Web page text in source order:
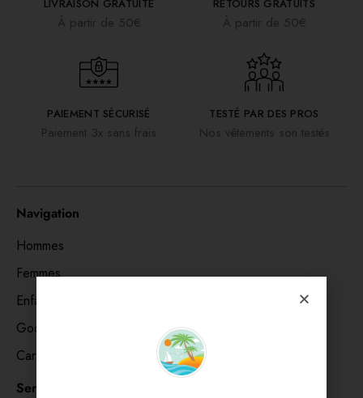
LIVRAISON GRATUITE
À partir de 50€
RETOURS GRATUITS
À partir de 50€
PAIEMENT SÉCURISÉ
Paiement 3x sans frais
TESTÉ PAR DES PROS
Nos vêtements son testés
Navigation
Hommes
Femmes
Enfants
Goodies & accessoires
Cartes cadeaux 🎁
Service clients